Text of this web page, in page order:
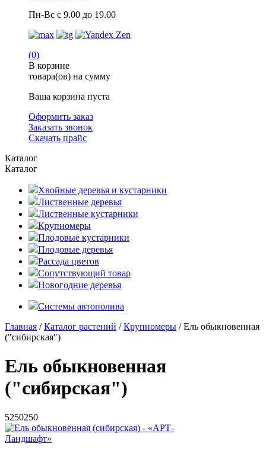
Пн-Вс с 9.00 до 19.00
(0)
В корзине
товара(ов) на сумму
Ваша корзина пуста
Оформить заказ
Заказать звонок
Скачать прайс
Каталог
Каталог
Хвойные деревья и кустарники
Лиственные деревья
Лиственные кустарники
Крупномеры
Плодовые кустарники
Плодовые деревья
Рассада цветов
Сопутствующий товар
Новогодние деревья
Системы автополива
Главная /Каталог растений /Крупномеры / Ель обыкновенная
("сибирская")
Ель обыкновенная
("сибирская")
5250250